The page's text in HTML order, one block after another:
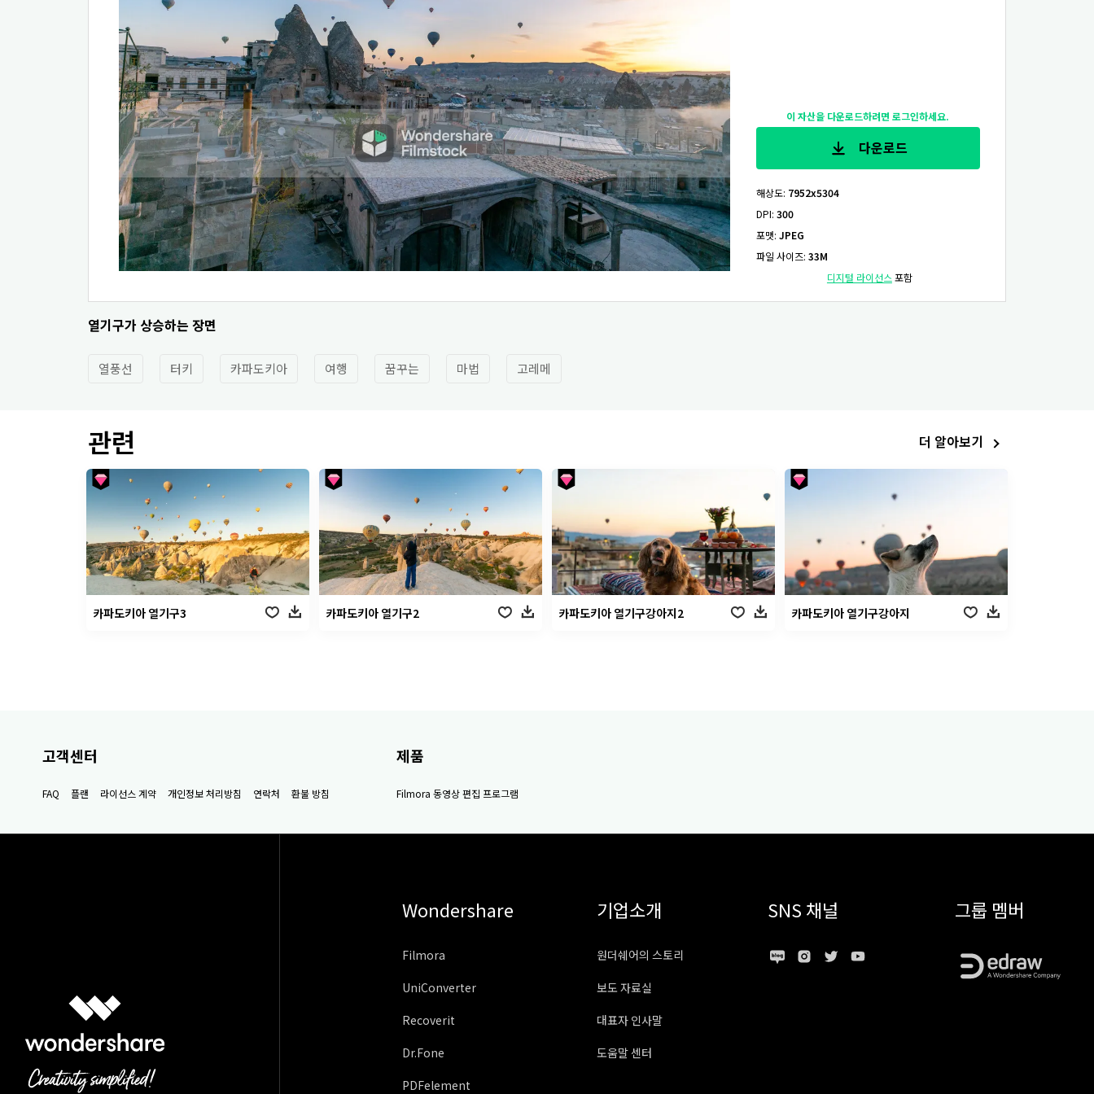
이 자산을 다운로드하려면 로그인하세요.
다운로드
해상도: 7952x5304
DPI: 300
포맷: JPEG
파일 사이즈: 33M
디지털 라이선스 포함
열기구가 상승하는 장면
열풍선 터키 카파도키아 여행 꿈꾸는 마법 고레메
관련 더 알아보기
카파도키아 열기구3 카파도키아 열기구2 카파도키아 열기구강아지2 카파도키아 열기구강아지
고객센터
FAQ 플랜 라이선스 계약 개인정보 처리방침 연락처 환불 방침
제품
Filmora 동영상 편집 프로그램
Wondershare
Filmora
UniConverter
Recoverit
Dr.Fone
PDFelement
기업소개
원더쉐어의 스토리
보도 자료실
대표자 인사말
도움말 센터
SNS 채널 그룹 멤버